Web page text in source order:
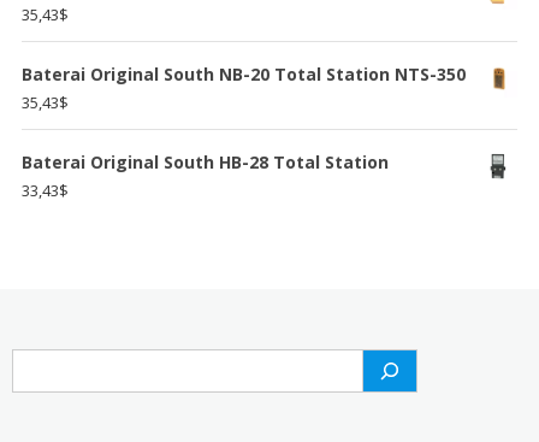
35,43$
Baterai Original South NB-20 Total Station NTS-350
35,43$
Baterai Original South HB-28 Total Station
33,43$